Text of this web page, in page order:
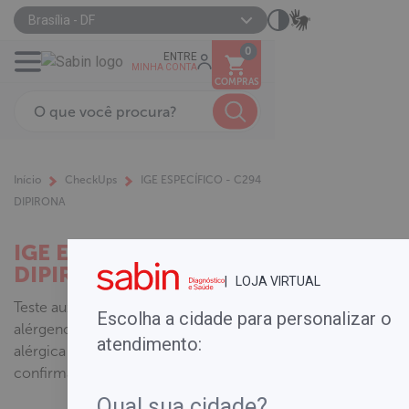
Brasília - DF
ENTRE
MINHA CONTA
COMPRAS
0
Início CheckUps
IGE ESPECÍFICO - C294
DIPIRONA
IGE ESPECÍFICO - C294
DIPIRONA
Teste auxiliar na definição do
alérgeno responsável por doença
alérgica ou episódio anafilático e na
confirmação da sensibilização.
| LOJA VIRTUAL
Escolha a cidade para personalizar o
atendimento: